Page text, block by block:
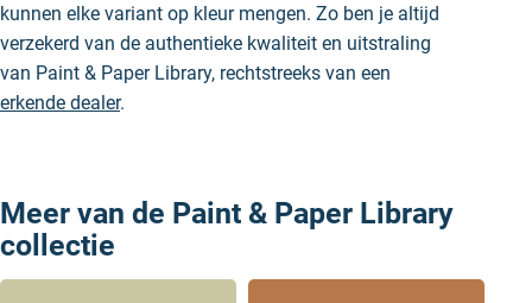
kunnen elke variant op kleur mengen. Zo ben je altijd
verzekerd van de authentieke kwaliteit en uitstraling
van Paint & Paper Library, rechtstreeks van een
erkende dealer.
Meer van de Paint & Paper Library
collectie